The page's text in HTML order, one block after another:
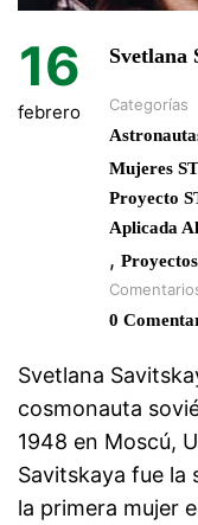
16
febrero
Svetlana
Categorías
Mujeres
Proyecto
Aplicada
,
0
Svetlana
cosmonauta
1948 en Moscú,
Savitskaya fue la
la primera mujer